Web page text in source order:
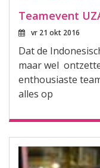
Teamevent
vr 21 okt 2016
Dat de
maar wel
enthousiaste
alles op